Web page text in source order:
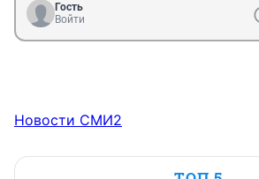
Гость
Войти
Новости СМИ2